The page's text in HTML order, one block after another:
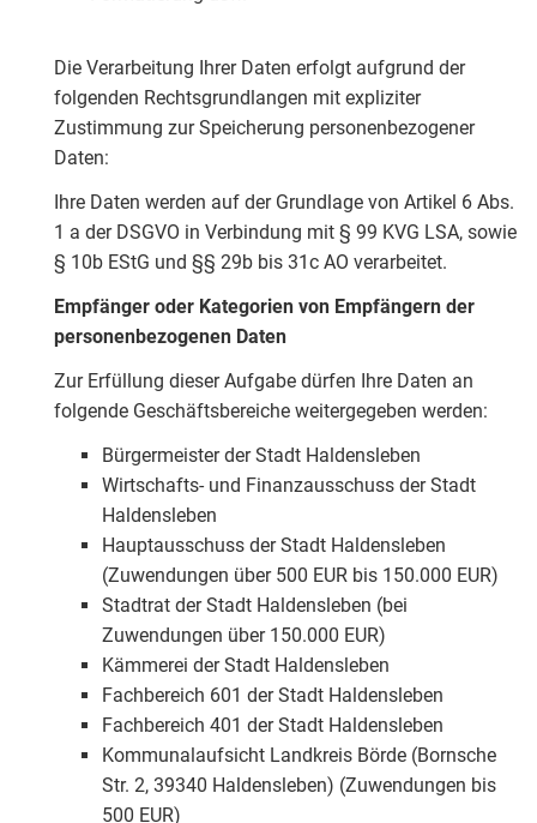
Die Verarbeitung Ihrer Daten erfolgt aufgrund der
folgenden Rechtsgrundlangen mit expliziter
Zustimmung zur Speicherung personenbezogener
Daten:
Ihre Daten werden auf der Grundlage von Artikel 6 Abs.
1 a der DSGVO in Verbindung mit § 99 KVG LSA, sowie
§ 10b EStG und §§ 29b bis 31c AO verarbeitet.
Empfänger oder Kategorien von Empfängern der
personenbezogenen Daten
Zur Erfüllung dieser Aufgabe dürfen Ihre Daten an
folgende Geschäftsbereiche weitergegeben werden:
Bürgermeister der Stadt Haldensleben
Wirtschafts- und Finanzausschuss der Stadt
Haldensleben
Hauptausschuss der Stadt Haldensleben
(Zuwendungen über 500 EUR bis 150.000 EUR)
Stadtrat der Stadt Haldensleben (bei
Zuwendungen über 150.000 EUR)
Kämmerei der Stadt Haldensleben
Fachbereich 601 der Stadt Haldensleben
Fachbereich 401 der Stadt Haldensleben
Kommunalaufsicht Landkreis Börde (Bornsche
Str. 2, 39340 Haldensleben) (Zuwendungen bis
500 EUR)